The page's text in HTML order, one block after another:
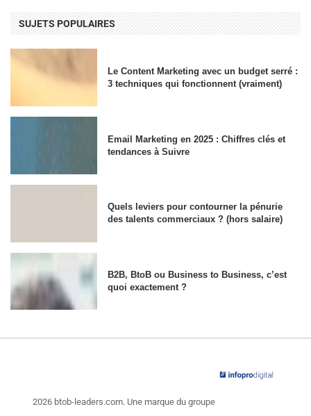
SUJETS POPULAIRES
Le Content Marketing avec un budget serré :
3 techniques qui fonctionnent (vraiment)
Email Marketing en 2025 : Chiffres clés et
tendances à Suivre
Quels leviers pour contourner la pénurie
des talents commerciaux ? (hors salaire)
B2B, BtoB ou Business to Business, c’est
quoi exactement ?
2026 btob-leaders.com. Une marque du groupe